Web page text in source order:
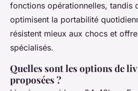
fonctions opérationnelles, tandis
optimisent la portabilité
résistent mieux aux chocs et
spécialisés.
Quelles sont les options de
proposées ?